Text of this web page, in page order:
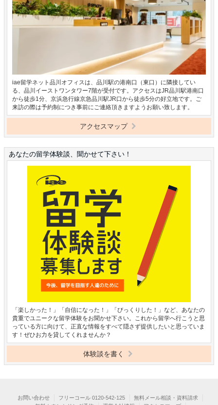
iae留学ネット品川オフィスは、品川駅の港南口（東口）に隣接してい
る、品川イーストワンタワー7階が受付です。アクセスはJR品川駅港南口
から徒歩1分、京浜急行線京急品川駅JR口から徒歩5分の好立地です。ご
来訪の際は予約制につき事前にご連絡頂きますようお願い致します。
アクセスマップ
あなたの留学体験談、聞かせて下さい！
「楽しかった！」「自信になった！」「びっくりした！」など、あなたの
貴重でユニークな留学体験をお聞かせ下さい。これから留学へ行こうと思
っている方に向けて、正直な情報をすべて隠さず提供したいと思っていま
す！ぜひお力を貸してくれませんか？
体験談を書く
お問い合わせ フリーコール 0120-542-125
無料メール相談・資料請求